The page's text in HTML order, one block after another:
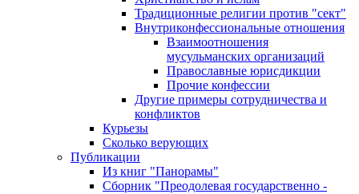
Традиционные религии против "сект"
Внутриконфессиональные отношения
Взаимоотношения
мусульманских организаций
Православные юрисдикции
Прочие конфессии
Другие примеры сотрудничества и
конфликтов
Курьезы
Сколько верующих
Публикации
Из книг "Панорамы"
Сборник "Преодолевая государственно -